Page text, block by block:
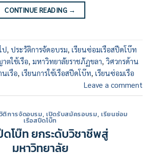
CONTINUE READING →
ป, ประวัติการจัดอบรม, เรียนซ่อมเรือสปีดโบ๊ท
ตใช้เรือ, มหาวิทยาลัยราชภัฏขลา, วิศวกรด้าน
เรือ, เรียนการใช้เรือสปีดโบ๊ท, เรียนซ่อมเรือ
Leave a comment
ติการจัดอบรม,เปิดรับสมัครอบรม,เรียนซ่อม
เรือสปีดโบ๊ท
ดโบ๊ท ยกระดับวิชาชีพสู่
มหาวิทยาลัย